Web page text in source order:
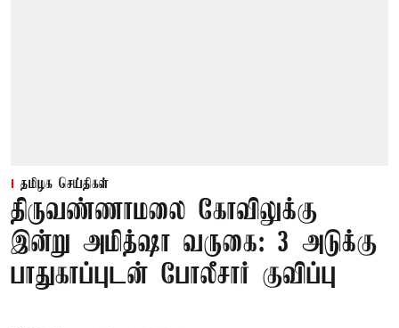
தமிழக செய்திகள்
திருவண்ணாமலை கோவிலுக்கு
இன்று அமித்ஷா வருகை: 3 அடுக்கு
பாதுகாப்புடன் போலீசார் குவிப்பு